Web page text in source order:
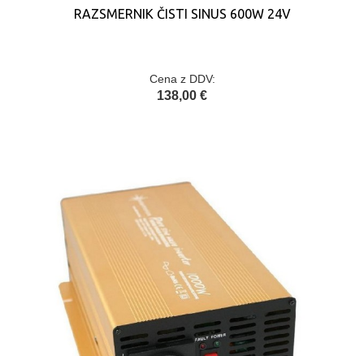
RAZSMERNIK ČISTI SINUS 600W 24V
Cena z DDV:
138,00 €